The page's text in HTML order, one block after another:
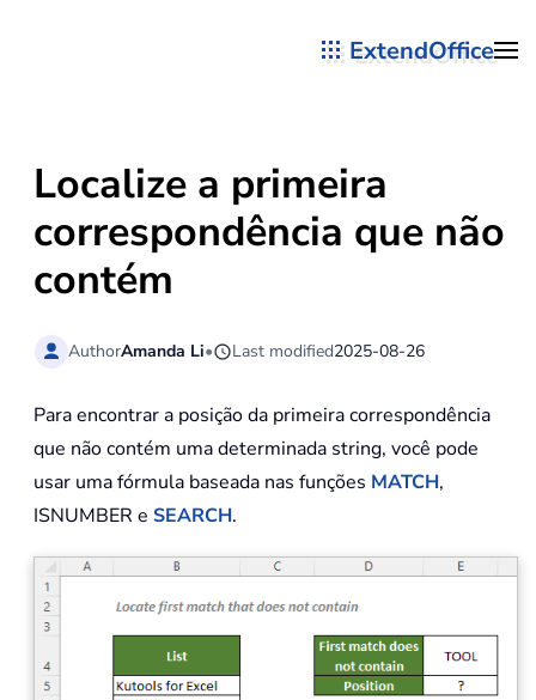
ExtendOffice
Localize a primeira
correspondência que não
contém
AuthorAmanda Li• Last modified2025-08-26
Para encontrar a posição da primeira correspondência
que não contém uma determinada string, você pode
usar uma fórmula baseada nas funções MATCH,
ISNUMBER e SEARCH.